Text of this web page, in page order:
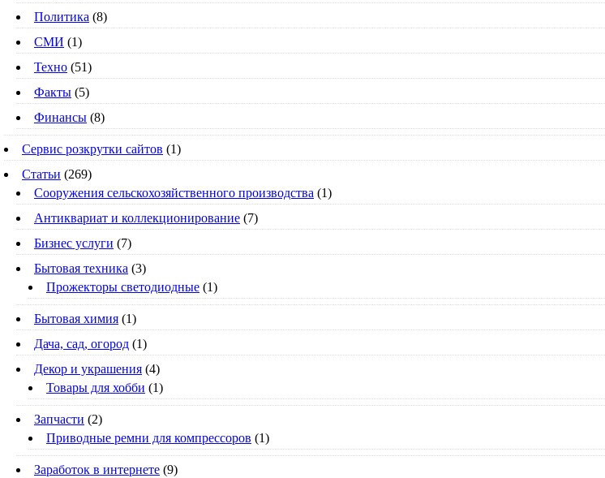
Политика (8)
СМИ (1)
Техно (51)
Факты (5)
Финансы (8)
Сервис розкрутки сайтов (1)
Статьи (269)
Cооружения сельскохозяйственного производства (1)
Антиквариат и коллекционирование (7)
Бизнес услуги (7)
Бытовая техника (3)
Прожекторы светодиодные (1)
Бытовая химия (1)
Дача, сад, огород (1)
Декор и украшения (4)
Товары для хобби (1)
Запчасти (2)
Приводные ремни для компрессоров (1)
Заработок в интернете (9)